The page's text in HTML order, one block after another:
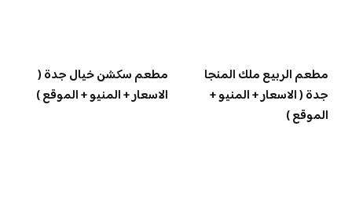
مطعم الربيع ملك المنجا
جدة ( الاسعار + المنيو +
الموقع )
مطعم سكشن خيال جدة (
الاسعار + المنيو + الموقع )